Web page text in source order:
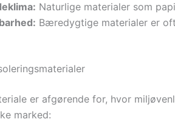
Naturlige materialer som
Bæredygtige materialer er
er afgørende for, hvor
marked: